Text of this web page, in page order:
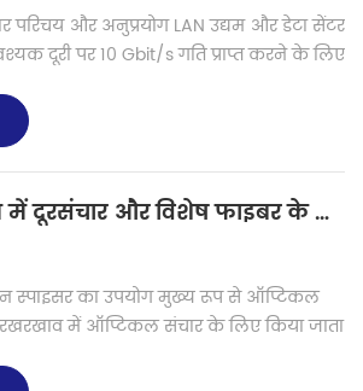
परिचय और अनुप्रयोग LAN उद्यम और डेटा सेंटर
दूरी पर 10 Gbit/s गति प्राप्त करने के लिए
फोटोनिक्स उद्योग में दूरसंचार और विशेष फाइबर के लिए सिंहो फ्यूजन स्प्लिसर
स्पाइसर का उपयोग मुख्य रूप से ऑप्टिकल
में ऑप्टिकल संचार के लिए किया जाता